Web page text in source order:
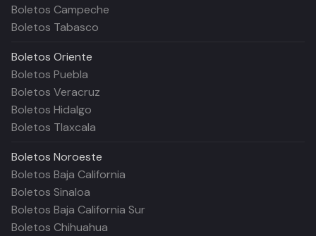
Boletos Campeche
Boletos Tabasco
Boletos Oriente
Boletos Puebla
Boletos Veracruz
Boletos Hidalgo
Boletos Tlaxcala
Boletos Noroeste
Boletos Baja California
Boletos Sinaloa
Boletos Baja California Sur
Boletos Chihuahua